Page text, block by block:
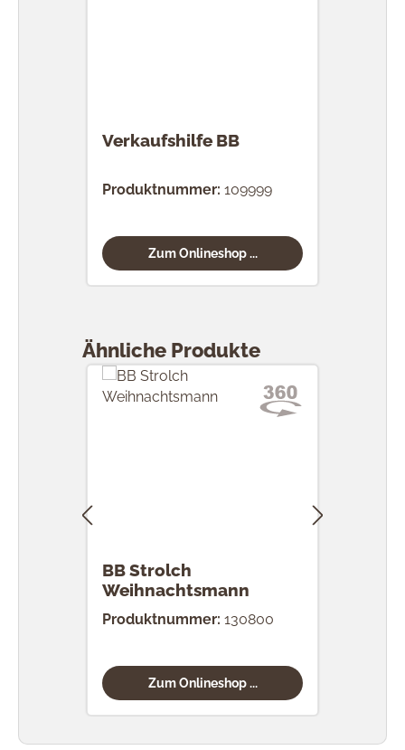
Verkaufshilfe BB
Produktnummer: 109999
Zum Onlineshop ...
Ähnliche Produkte
BB Strolch
Weihnachtsmann
Produktnummer: 130800
Zum Onlineshop ...